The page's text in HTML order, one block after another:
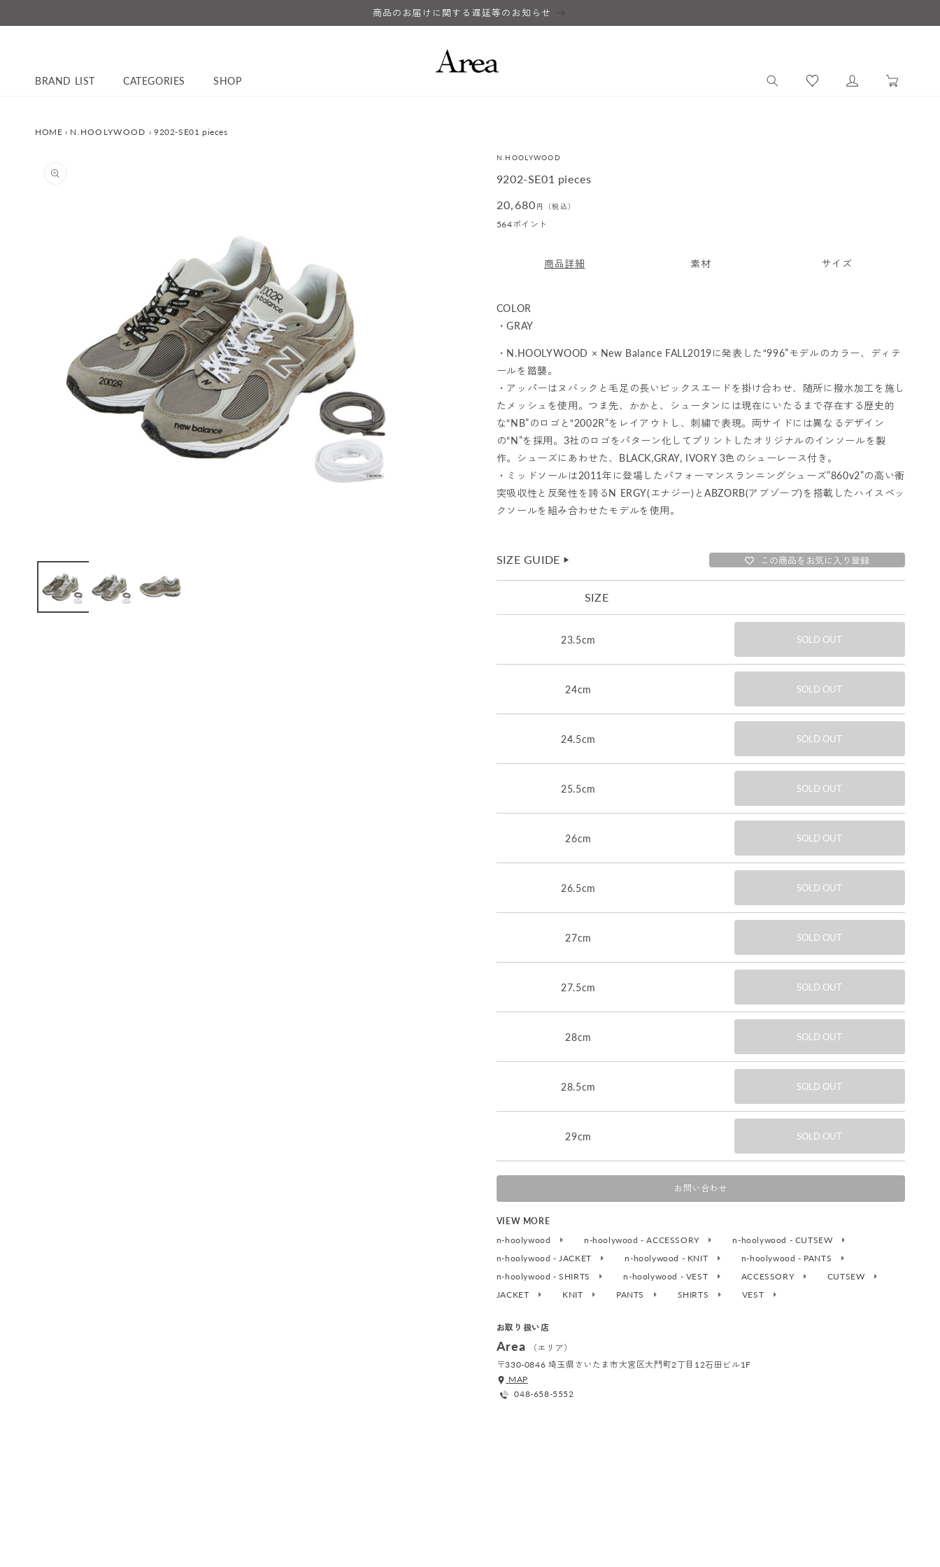
進む
商品のお届けに関する遅延等のお知らせ
BRAND LIST CATEGORIES SHOP
イ
ー
HOME › N.HOOLYWOOD › 9202-SE01 pieces
N.HOOLYWOOD
9202-SE01 pieces
通
常
20,680 円（税込）
564ポイント
商品詳細 素材 サイズ
COLOR
・GRAY
・N.HOOLYWOOD × New Balance FALL2019に発表した“996”モデルのカラー、ディテ
ールを踏襲。
・アッパーはヌバックと毛足の長いピックスエードを掛け合わせ、随所に撥水加工を施し
たメッシュを使用。つま先、かかと、シュータンには現在にいたるまで存在する歴史的
な“NB”のロゴと“2002R”をレイアウトし、刺繍で表現。両サイドには異なるデザイン
の“N”を採用。3社のロゴをパターン化してプリントしたオリジナルのインソールを製
作。シューズにあわせた、BLACK,GRAY, IVORY 3色のシューレース付き。
・ミッドソールは2011年に登場したパフォーマンスランニングシューズ”860v2”の高い衝
突吸収性と反発性を誇るN ERGY(エナジー)とABZORB(アブゾーブ)を搭載したハイスペッ
クソールを組み合わせたモデルを使用。
SIZE GUIDE ▶︎ この商品をお気に入り登録
SIZE
23.5cm SOLD OUT
24cm SOLD OUT
24.5cm SOLD OUT
25.5cm SOLD OUT
26cm SOLD OUT
26.5cm SOLD OUT
27cm SOLD OUT
27.5cm SOLD OUT
28cm SOLD OUT
28.5cm SOLD OUT
29cm SOLD OUT
お問い合わせ
VIEW MORE
n-hoolywood
n-hoolywood - ACCESSORY
n-hoolywood - CUTSEW
n-hoolywood - JACKET
n-hoolywood - KNIT
n-hoolywood - PANTS
n-hoolywood - SHIRTS
n-hoolywood - VEST ACCESSORY
CUTSEW
JACKET
KNIT PANTS SHIRTS VEST
お取り扱い店
Area
（エリア）
〒330-0846 埼玉県さいたま市大宮区大門町2丁目12石田ビル1F
MAP
048-658-5552